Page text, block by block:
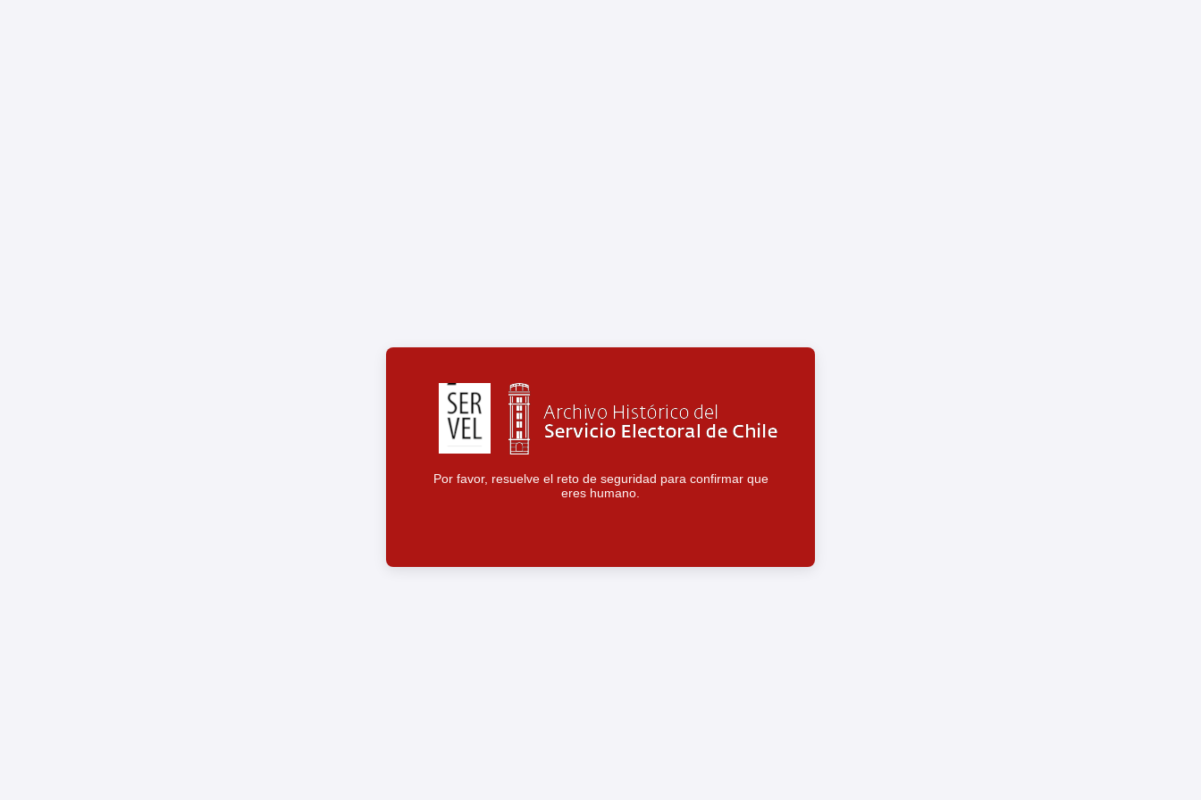
Por favor, resuelve el reto de seguridad para confirmar que
eres humano.